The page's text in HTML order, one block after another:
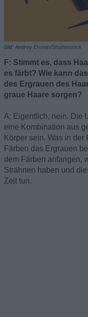
Bild: Andrey Eremin/Shutterstock
F: Stimmt es, dass
es färbt? Wie kann
des Ergrauen des
graue Haare sorgen?
A: Eigentlich, nein. Die
eine Kombination aus
Körper sein. Was in
Färben das Ergrauen
dem Färben anfangen,
Strähnen haben und
Zeit tun.